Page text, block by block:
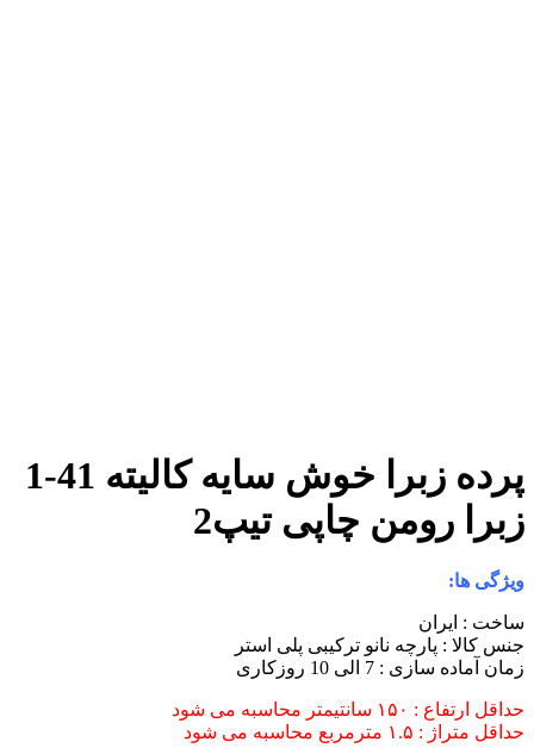
پرده زبرا خوش سایه کالیته 41-1
چاپی تیپ2
نانو ترکیبی پلی استر
10 روزکاری
می شود
شود